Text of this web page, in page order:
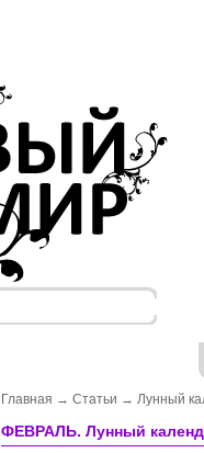
Главная → Статьи → Лунный
ФЕВРАЛЬ. Лунный